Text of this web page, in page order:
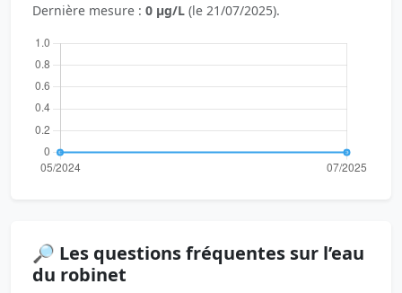
Dernière mesure : 0 µg/L (le 21/07/2025).
🔎 Les questions fréquentes sur l’eau
du robinet